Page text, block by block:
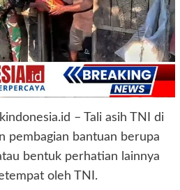
– Tali asih TNI di
pembagian bantuan berupa
bentuk perhatian lainnya
oleh TNI.